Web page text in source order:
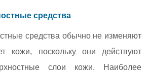
средства
средства обычно не изменяют
кожи, поскольку они действуют
слои кожи. Наиболее